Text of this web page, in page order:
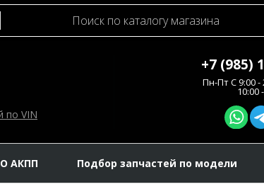
по VIN
+7 (985)
Пн-Пт C 9:00 -
10:00
АКПП Подбор запчастей по модели